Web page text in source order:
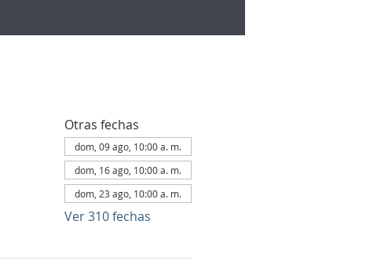
Otras fechas
dom, 09 ago, 10:00 a. m.
dom, 16 ago, 10:00 a. m.
dom, 23 ago, 10:00 a. m.
Ver 310 fechas